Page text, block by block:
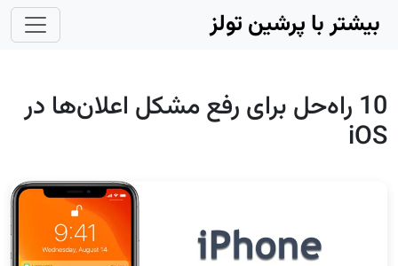
Skip to main content
بیشتر با پرشین تولز
10 راه‌حل برای رفع مشکل اعلان‌ها در
iOS